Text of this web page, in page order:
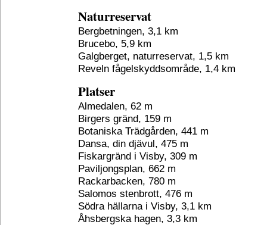
Naturreservat
Bergbetningen, 3,1 km
Brucebo, 5,9 km
Galgberget, naturreservat, 1,5 km
Reveln fågelskyddsområde, 1,4 km
Platser
Almedalen, 62 m
Birgers gränd, 159 m
Botaniska Trädgården, 441 m
Dansa, din djävul, 475 m
Fiskargränd i Visby, 309 m
Paviljongsplan, 662 m
Rackarbacken, 780 m
Salomos stenbrott, 476 m
Södra hällarna i Visby, 3,1 km
Åhsbergska hagen, 3,3 km